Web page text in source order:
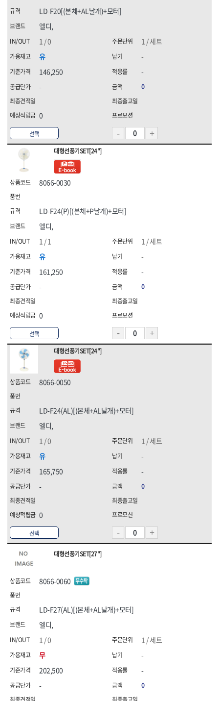
선택
엘디,
1 / 세트
유
146,250
-
0
LD-F20[(본체+AL날개)+모터]
1 / 0
-
-
0
선택
대형선풍기SET[24"]
8066-0030
엘디,
1 / 세트
유
161,250
-
0
LD-F24(P)[(본체+P날개)+모터]
1 / 1
-
-
0
선택
대형선풍기SET[24"]
8066-0050
엘디,
1 / 세트
유
165,750
-
0
LD-F24(AL)[(본체+AL날개)+모터]
1 / 0
-
-
0
대형선풍기SET[27"]
8066-0060
엘디,
1 / 세트
무
202,500
-
LD-F27(AL)[(본체+AL날개)+모터]
1 / 0
-
-
0